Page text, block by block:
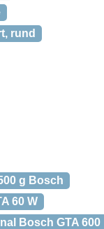
rund
g Bosch
60 W
Bosch GTA 600